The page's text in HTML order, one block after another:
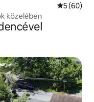
Átlagos
5 (60)
közelében